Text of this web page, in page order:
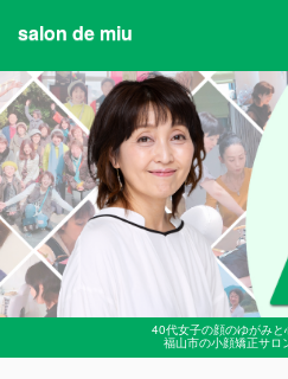
40代女子の顔のゆがみと
福山市の小顔矯正サロ
salon de miu